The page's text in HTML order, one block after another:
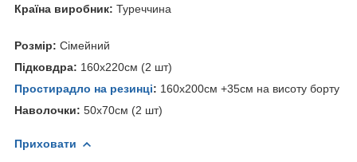
Країна виробник: Туреччина
Розмір: Сімейний
Підковдра: 160х220см (2 шт)
Простирадло на резинці: 160х200см +35см на висоту борту
Наволочки: 50х70см (2 шт)
Приховати